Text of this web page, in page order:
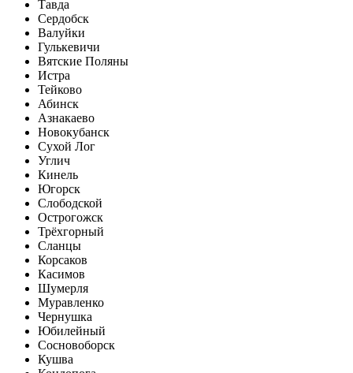
Тавда
Сердобск
Валуйки
Гулькевичи
Вятские Поляны
Истра
Тейково
Абинск
Азнакаево
Новокубанск
Сухой Лог
Углич
Кинель
Югорск
Слободской
Острогожск
Трёхгорный
Сланцы
Корсаков
Касимов
Шумерля
Муравленко
Чернушка
Юбилейный
Сосновоборск
Кушва